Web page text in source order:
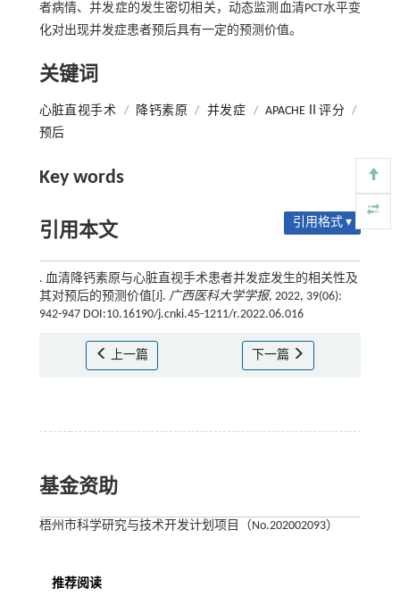
者病情、并发症的发生密切相关，动态监测血清PCT水平变
化对出现并发症患者预后具有一定的预测价值。
关键词
心脏直视手术 / 降钙素原 / 并发症 / APACHEⅡ评分 /
预后
Key words
引用本文 引用格式 ▾
. 血清降钙素原与心脏直视手术患者并发症发生的相关性及
其对预后的预测价值[J]. 广西医科大学学报, 2022, 39(06):
942-947 DOI:10.16190/j.cnki.45-1211/r.2022.06.016
上一篇 下一篇
基金资助
梧州市科学研究与技术开发计划项目（No.202002093）